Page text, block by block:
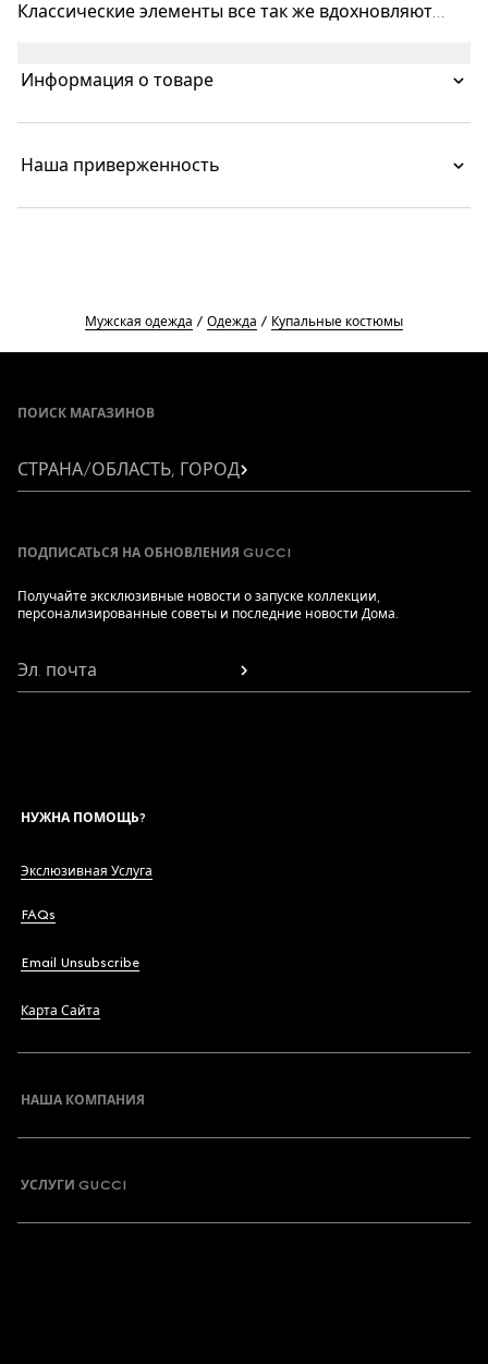
Классические элементы все так же вдохновляют
обновленного, но не выходящего из моды
поясом.
Информация о товаре
Наша приверженность
Мужская одежда Одежда Купальные костюмы
ПОИСК МАГАЗИНОВ
СТРАНА/ОБЛАСТЬ, ГОРОД
ПОДПИСАТЬСЯ НА ОБНОВЛЕНИЯ GUCCI
Получайте эксклюзивные новости о запуске коллекции,
персонализированные советы и последние новости Дома.
Эл. почта
НУЖНА ПОМОЩЬ?
Экслюзивная Услуга
FAQs
Email Unsubscribe
Карта Сайта
НАША КОМПАНИЯ
УСЛУГИ GUCCI